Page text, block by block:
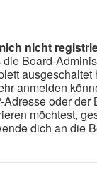
nicht
Board-
ausgeschaltet
anmelden
oder der
möchtest,
dich an die